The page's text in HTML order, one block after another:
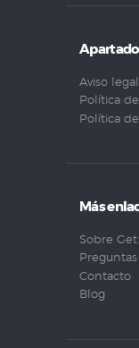
Apartado
Aviso legal
Política
Política
Más
Sobre
Contacto
Blog